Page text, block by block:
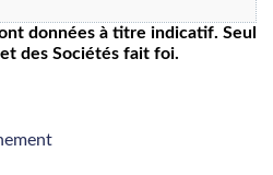
données à titre indicatif. Seul
des Sociétés fait foi.